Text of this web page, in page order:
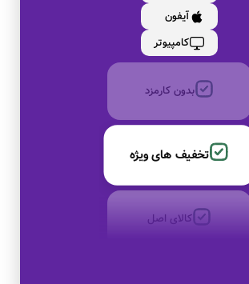
آیفون
کامپیوتر
به صورت اقساط
بدون کارمزد
تخفیف های ویژه
کالای اصل